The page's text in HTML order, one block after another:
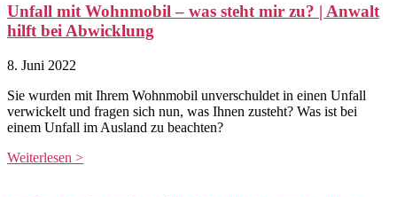
Unfall mit Wohnmobil – was steht mir zu? | Anwalt
hilft bei Abwicklung
8. Juni 2022
Sie wurden mit Ihrem Wohnmobil unverschuldet in einen Unfall
verwickelt und fragen sich nun, was Ihnen zusteht? Was ist bei
einem Unfall im Ausland zu beachten?
Weiterlesen >